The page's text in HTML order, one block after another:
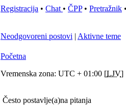
Registracija • Chat • ČPP• Pretražnik •
Neodgovoreni postovi | Aktivne teme
Početna
Vremenska zona: UTC + 01:00 [LJV]
Često postavlje(a)na pitanja